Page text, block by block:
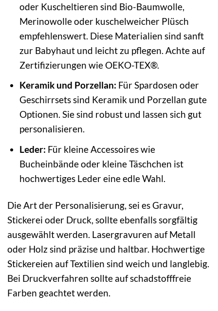
oder Kuscheltieren sind Bio-Baumwolle,
Merinowolle oder kuschelweicher Plüsch
empfehlenswert. Diese Materialien sind sanft
zur Babyhaut und leicht zu pflegen. Achte auf
Zertifizierungen wie OEKO-TEX®.
Keramik und Porzellan: Für Spardosen oder
Geschirrsets sind Keramik und Porzellan gute
Optionen. Sie sind robust und lassen sich gut
personalisieren.
Leder: Für kleine Accessoires wie
Bucheinbände oder kleine Täschchen ist
hochwertiges Leder eine edle Wahl.
Die Art der Personalisierung, sei es Gravur,
Stickerei oder Druck, sollte ebenfalls sorgfältig
ausgewählt werden. Lasergravuren auf Metall
oder Holz sind präzise und haltbar. Hochwertige
Stickereien auf Textilien sind weich und langlebig.
Bei Druckverfahren sollte auf schadstofffreie
Farben geachtet werden.